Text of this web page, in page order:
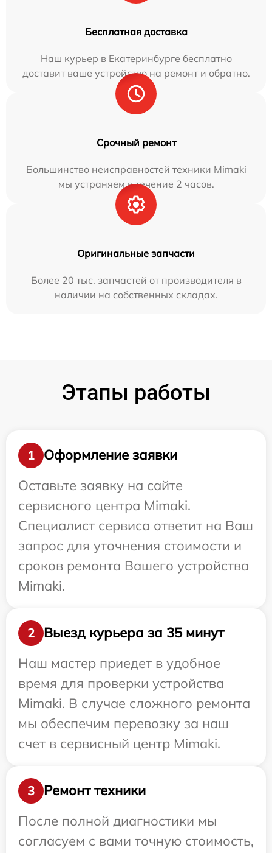
Бесплатная доставка
Наш курьер в Екатеринбурге бесплатно
доставит ваше устройство на ремонт и обратно.
Срочный ремонт
Большинство неисправностей техники Mimaki
мы устраняем в течение 2 часов.
Оригинальные запчасти
Более 20 тыс. запчастей от производителя в
наличии на собственных складах.
Этапы работы
1
Оформление заявки
Оставьте заявку на сайте
сервисного центра Mimaki.
Специалист сервиса ответит на Ваш
запрос для уточнения стоимости и
сроков ремонта Вашего устройства
Mimaki.
2
Выезд курьера за 35 минут
Наш мастер приедет в удобное
время для проверки устройства
Mimaki. В случае сложного ремонта
мы обеспечим перевозку за наш
счет в сервисный центр Mimaki.
3
Ремонт техники
После полной диагностики мы
согласуем с вами точную стоимость,